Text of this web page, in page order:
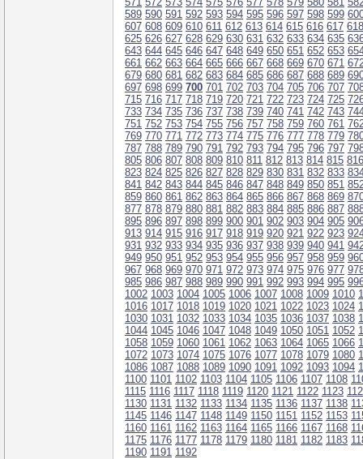
589 590 591 592 593 594 595 596 597 598 599
607 608 609 610 611 612 613 614 615 616 617 618
625 626 627 628 629 630 631 632 633 634 635
643 644 645 646 647 648 649 650 651 652 653
661 662 663 664 665 666 667 668 669 670 671
679 680 681 682 683 684 685 686 687 688 689
697 698 699 700 701 702 703 704 705 706 707
715 716 717 718 719 720 721 722 723 724 725
733 734 735 736 737 738 739 740 741 742 743
751 752 753 754 755 756 757 758 759 760 761
769 770 771 772 773 774 775 776 777 778 779
787 788 789 790 791 792 793 794 795 796 797
805 806 807 808 809 810 811 812 813 814 815 816
823 824 825 826 827 828 829 830 831 832 833
841 842 843 844 845 846 847 848 849 850 851
859 860 861 862 863 864 865 866 867 868 869
877 878 879 880 881 882 883 884 885 886 887
895 896 897 898 899 900 901 902 903 904 905
913 914 915 916 917 918 919 920 921 922 923
931 932 933 934 935 936 937 938 939 940 941
949 950 951 952 953 954 955 956 957 958 959
967 968 969 970 971 972 973 974 975 976 977
985 986 987 988 989 990 991 992 993 994 995
1002 1003 1004 1005 1006 1007 1008 1009 1010
1016 1017 1018 1019 1020 1021 1022 1023 1024
1030 1031 1032 1033 1034 1035 1036 1037 1038
1044 1045 1046 1047 1048 1049 1050 1051 1052
1058 1059 1060 1061 1062 1063 1064 1065 1066
1072 1073 1074 1075 1076 1077 1078 1079 1080
1086 1087 1088 1089 1090 1091 1092 1093 1094
1100 1101 1102 1103 1104 1105 1106 1107 1108
1115 1116 1117 1118 1119 1120 1121 1122 1123
1130 1131 1132 1133 1134 1135 1136 1137 1138
1145 1146 1147 1148 1149 1150 1151 1152 1153
1160 1161 1162 1163 1164 1165 1166 1167 1168
1175 1176 1177 1178 1179 1180 1181 1182 1183
1190 1191 1192